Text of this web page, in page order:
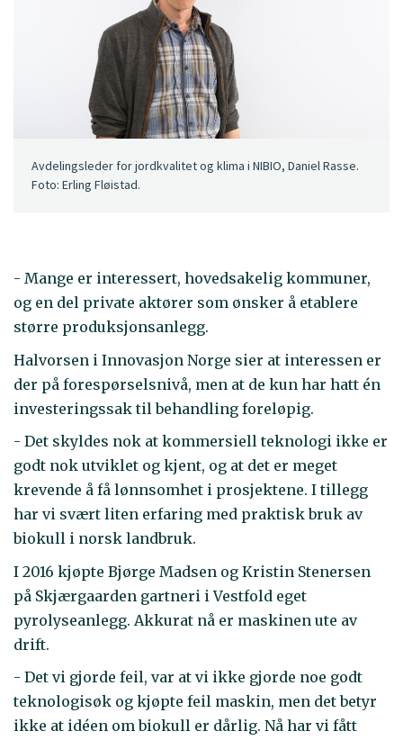
Avdelingsleder for jordkvalitet og klima i NIBIO, Daniel Rasse.
Foto: Erling Fløistad.
- Mange er interessert, hovedsakelig kommuner,
og en del private aktører som ønsker å etablere
større produksjonsanlegg.
Halvorsen i Innovasjon Norge sier at interessen er
der på forespørselsnivå, men at de kun har hatt én
investeringssak til behandling foreløpig.
- Det skyldes nok at kommersiell teknologi ikke er
godt nok utviklet og kjent, og at det er meget
krevende å få lønnsomhet i prosjektene. I tillegg
har vi svært liten erfaring med praktisk bruk av
biokull i norsk landbruk.
I 2016 kjøpte Bjørge Madsen og Kristin Stenersen
på Skjærgaarden gartneri i Vestfold eget
pyrolyseanlegg. Akkurat nå er maskinen ute av
drift.
- Det vi gjorde feil, var at vi ikke gjorde noe godt
teknologisøk og kjøpte feil maskin, men det betyr
ikke at idéen om biokull er dårlig. Nå har vi fått